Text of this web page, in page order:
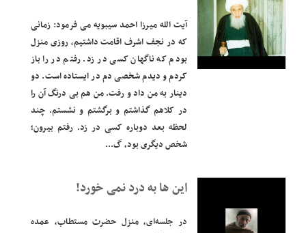
آیت الله میرزا احمد سیبویه می فرمود: زمانی
که در نجف اشرف اقامت داشتیم، روزی منزل
بودم که ناگهان کسی در زد. رفتم در را باز
کردم و دیدم شخصی دم در ایستاده است. دو
دینار به من داد و رفت. من هم بی درنگ آن را
در کلاهم گذاشتم و برگشتم و نشستم. چند
لحظه بعد دوباره کسی در زد. رفتم بیرون؛
این ها به درد نمی خورد!
در جلسه‌ای، منزل حضرت مستطاب، عمده